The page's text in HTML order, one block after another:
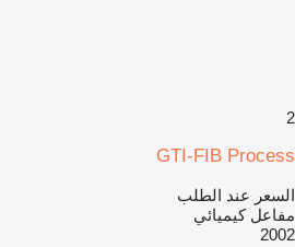
2
GTI-FIB Process
السعر عند الطلب
مفاعل كيميائي
2002